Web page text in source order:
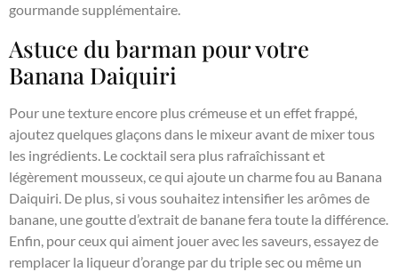
gourmande supplémentaire.
Astuce du barman pour votre
Banana Daiquiri
Pour une texture encore plus crémeuse et un effet frappé,
ajoutez quelques glaçons dans le mixeur avant de mixer tous
les ingrédients. Le cocktail sera plus rafraîchissant et
légèrement mousseux, ce qui ajoute un charme fou au Banana
Daiquiri. De plus, si vous souhaitez intensifier les arômes de
banane, une goutte d’extrait de banane fera toute la différence.
Enfin, pour ceux qui aiment jouer avec les saveurs, essayez de
remplacer la liqueur d’orange par du triple sec ou même un